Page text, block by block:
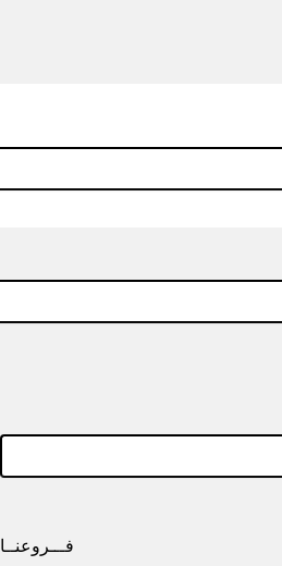
فـــروعنــا